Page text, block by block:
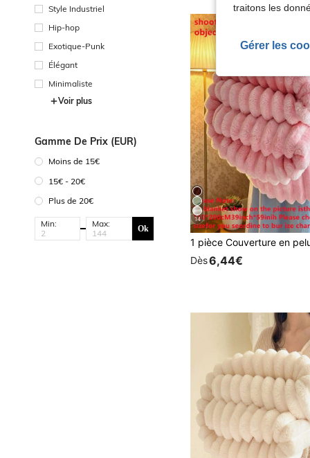
Style Industriel
Hip-hop
Exotique-Punk
Élégant
Minimaliste
Voir plus
Gamme De Prix (EUR)
Moins de 15€
15€ - 20€
Plus de 20€
Min: Max: Ok
14
Dès6,44€
traitons les
Gérer les